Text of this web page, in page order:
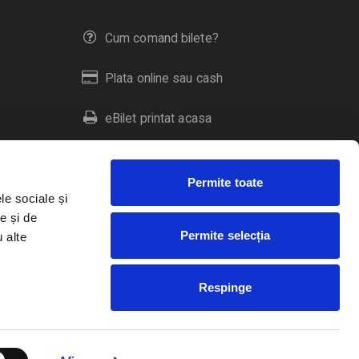
sociale și
și de
alte
Permite toate
Permite selecția
Respinge
Cum comand bilete?
Plata online sau cash
eBilet printat acasa
Livrare prin curier
Duplicare bilete